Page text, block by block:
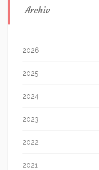
Archiv
2026
2025
2024
2023
2022
2021